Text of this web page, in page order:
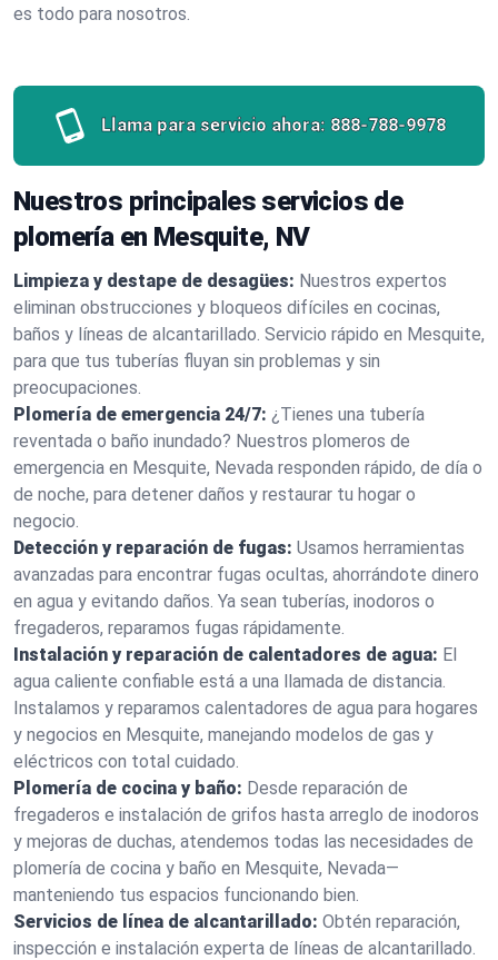
es todo para nosotros.
Llama para servicio ahora: 888-788-9978
Nuestros principales servicios de
plomería en Mesquite, NV
Limpieza y destape de desagües: Nuestros expertos
eliminan obstrucciones y bloqueos difíciles en cocinas,
baños y líneas de alcantarillado. Servicio rápido en Mesquite,
para que tus tuberías fluyan sin problemas y sin
preocupaciones.
Plomería de emergencia 24/7: ¿Tienes una tubería
reventada o baño inundado? Nuestros plomeros de
emergencia en Mesquite, Nevada responden rápido, de día o
de noche, para detener daños y restaurar tu hogar o
negocio.
Detección y reparación de fugas: Usamos herramientas
avanzadas para encontrar fugas ocultas, ahorrándote dinero
en agua y evitando daños. Ya sean tuberías, inodoros o
fregaderos, reparamos fugas rápidamente.
Instalación y reparación de calentadores de agua: El
agua caliente confiable está a una llamada de distancia.
Instalamos y reparamos calentadores de agua para hogares
y negocios en Mesquite, manejando modelos de gas y
eléctricos con total cuidado.
Plomería de cocina y baño: Desde reparación de
fregaderos e instalación de grifos hasta arreglo de inodoros
y mejoras de duchas, atendemos todas las necesidades de
plomería de cocina y baño en Mesquite, Nevada—
manteniendo tus espacios funcionando bien.
Servicios de línea de alcantarillado: Obtén reparación,
inspección e instalación experta de líneas de alcantarillado.